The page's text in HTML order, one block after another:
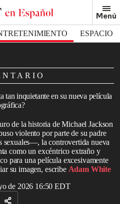
Menú
ESPACIO
tan inquietante en su nueva película
de la historia de Michael Jackson
violento por parte de su padre
sexuales—, la controvertida nueva
como un excéntrico extraño y
para una película excesivamente
su imagen, escribe Adam White
de 2026 16:50 EDT